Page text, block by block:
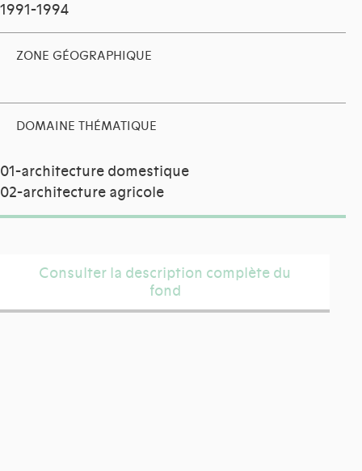
1991-1994
ZONE GÉOGRAPHIQUE
DOMAINE THÉMATIQUE
01-architecture domestique
02-architecture agricole
Consulter la description complète du
fond